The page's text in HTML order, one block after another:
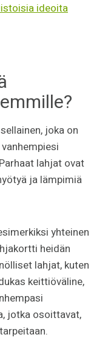
ideoita
joka on
lahjat ovat
ja lämpimiä
yhteinen
heidän
lahjat, kuten
keittiöväline,
jotka osoittavat,